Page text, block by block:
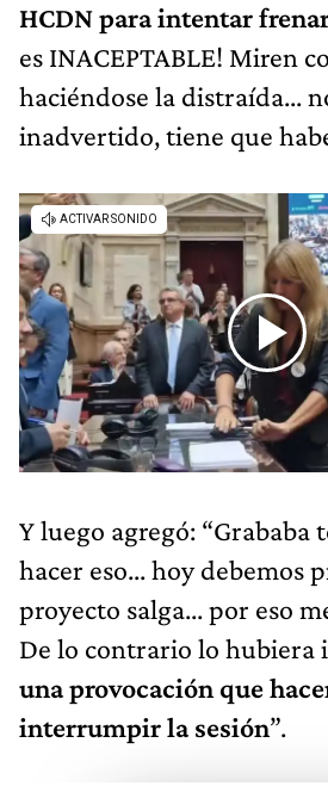
HCDN para intentar
es INACEPTABLE! Miren
haciéndose la distraída...
inadvertido, tiene que
Y luego agregó: “Grababa
hacer eso... hoy debemos
proyecto salga... por eso
De lo contrario lo hubiera
una provocación que
interrumpir la sesión”.